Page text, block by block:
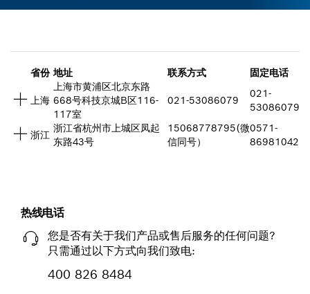
省份 地址 联系方式 固定电话
上海
上海市黄浦区北京东路
668号科技京城B区116-
117室
021-53086079
021-
53086079
浙江
浙江省杭州市上城区凤起
东路43号
15068778795(微
信同号）
0571-
86981042
热线电话
您是否有关于我们产品或售后服务的任何问题?
只需通过以下方式向我们致电:
400 826 8484